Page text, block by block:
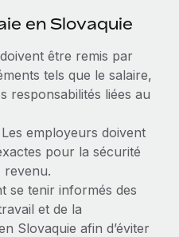
en Slovaquie
être remis par
tels que le salaire,
responsabilités liées au
Les employeurs doivent
pour la sécurité
revenu.
se tenir informés des
et de la
Slovaquie afin d’éviter